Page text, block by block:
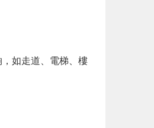
如走道、電梯、樓